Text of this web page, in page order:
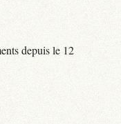
depuis le 12